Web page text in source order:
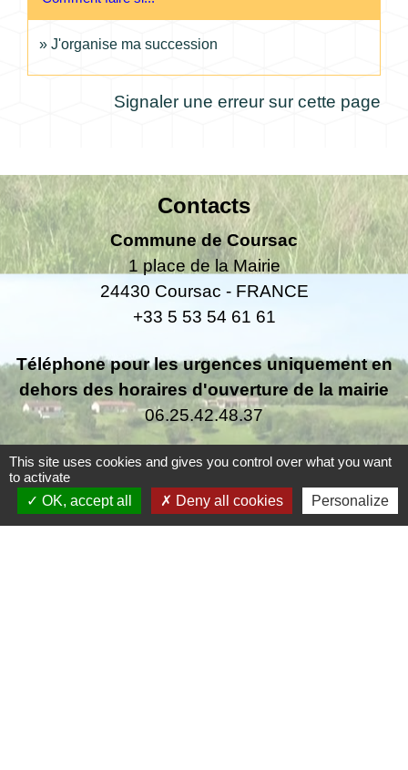
J'organise ma succession
Signaler une erreur sur cette page
Contacts
Commune de Coursac
1 place de la Mairie
24430 Coursac - FRANCE
+33 5 53 54 61 61
Téléphone pour les urgences uniquement en
dehors des horaires d'ouverture de la mairie
06.25.42.48.37
This site uses cookies and gives you control over what you want
to activate
OK, accept all
Deny all cookies Personalize